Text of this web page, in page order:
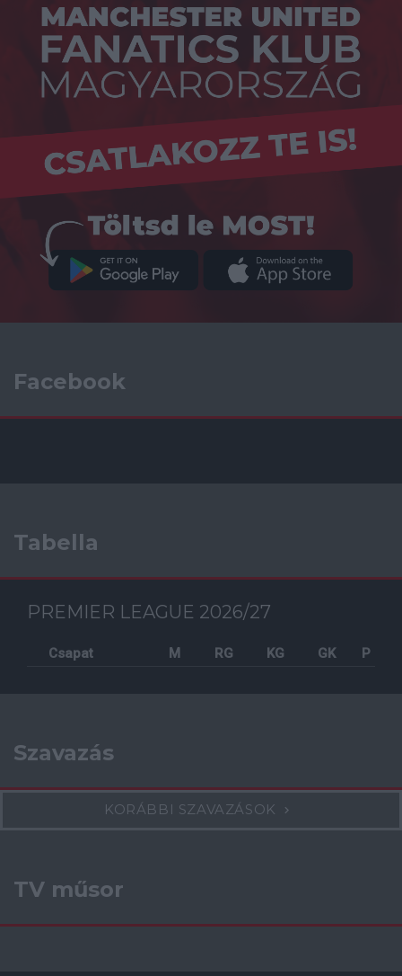
Facebook
Tabella
PREMIER LEAGUE 2026/27
Csapat M RG KG GK P
Szavazás
KORÁBBI SZAVAZÁSOK
TV műsor